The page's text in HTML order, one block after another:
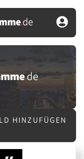
HINZUFÜGEN